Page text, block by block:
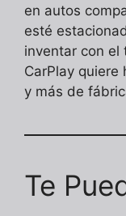
en autos
esté
inventar con el
CarPlay quiere
y más de
Te